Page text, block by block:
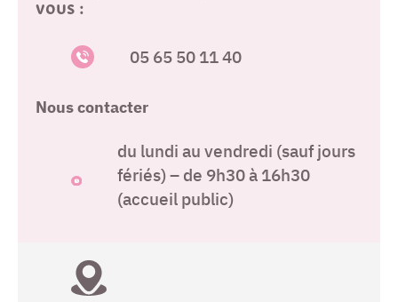
vous :
05 65 50 11 40
Nous contacter
du lundi au vendredi (sauf jours
fériés) – de 9h30 à 16h30
(accueil public)